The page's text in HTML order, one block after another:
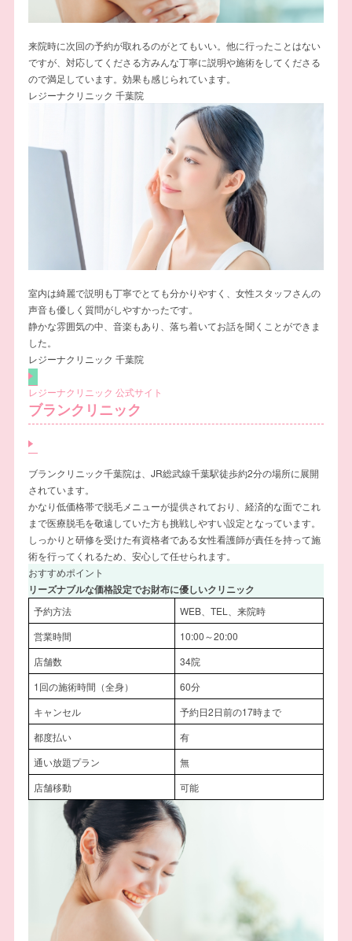
来院時に次回の予約が取れるのがとてもいい。他に行ったことはない
ですが、対応してくださる方みんな丁寧に説明や施術をしてくださる
ので満足しています。効果も感じられています。
レジーナクリニック 千葉院
室内は綺麗で説明も丁寧でとても分かりやすく、女性スタッフさんの
声音も優しく質問がしやすかったです。
静かな雰囲気の中、音楽もあり、落ち着いてお話を聞くことができま
した。
レジーナクリニック 千葉院
レジーナクリニック 公式サイト
ブランクリニック
ブランクリニック千葉院は、JR総武線千葉駅徒歩約2分の場所に展開
されています。
かなり低価格帯で脱毛メニューが提供されており、経済的な面でこれ
まで医療脱毛を敬遠していた方も挑戦しやすい設定となっています。
しっかりと研修を受けた有資格者である女性看護師が責任を持って施
術を行ってくれるため、安心して任せられます。
おすすめポイント
リーズナブルな価格設定でお財布に優しいクリニック
予約方法
WEB、TEL、来院時
営業時間
10:00～20:00
店舗数
34院
1回の施術時間（全身）
60分
キャンセル
予約日2日前の17時まで
都度払い
有
通い放題プラン
無
店舗移動
可能